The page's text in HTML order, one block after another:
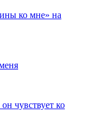
ко мне» на
чувствует ко